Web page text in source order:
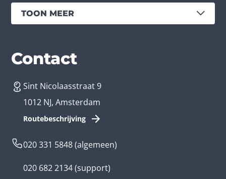
TOON MEER
Diensten
App laten maken
Branches
Bedrijfsapp
Contact
Sint Nicolaasstraat 9
1012 NJ, Amsterdam
Routebeschrijving
020 331 5848(algemeen)
020 682 2134(support)